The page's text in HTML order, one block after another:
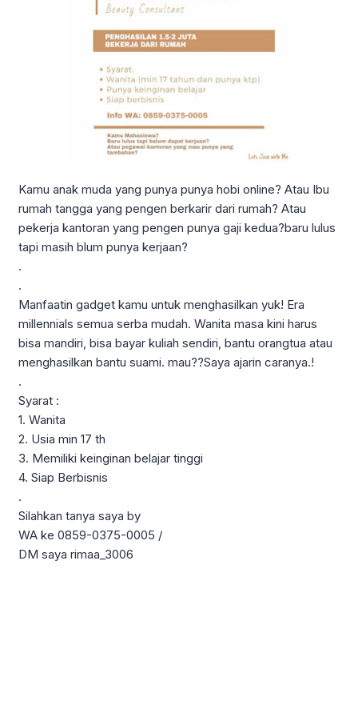
Kamu anak muda yang punya punya hobi online? Atau Ibu
rumah tangga yang pengen berkarir dari rumah? Atau
pekerja kantoran yang pengen punya gaji kedua?baru lulus
tapi masih blum punya kerjaan?
.
.
Manfaatin gadget kamu untuk menghasilkan yuk! Era
millennials semua serba mudah. Wanita masa kini harus
bisa mandiri, bisa bayar kuliah sendiri, bantu orangtua atau
menghasilkan bantu suami. mau??Saya ajarin caranya.!
.
Syarat :
1. Wanita
2. Usia min 17 th
3. Memiliki keinginan belajar tinggi
4. Siap Berbisnis
.
Silahkan tanya saya by
WA ke 0859-0375-0005 /
DM saya rimaa_3006